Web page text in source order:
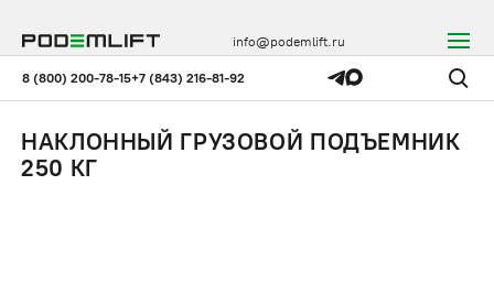
8 (800) 200-78-15+7 (843) 216-81-92
info@podemlift.ru
НАКЛОННЫЙ ГРУЗОВОЙ ПОДЪЕМНИК
250 КГ